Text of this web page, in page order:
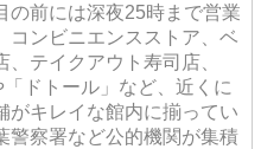
の前には深夜25時まで営業
コンビニエンスストア、ベ
テイクアウト寿司店、
ドトール」など、近くに
がキレイな館内に揃ってい
警察署など公的機関が集積